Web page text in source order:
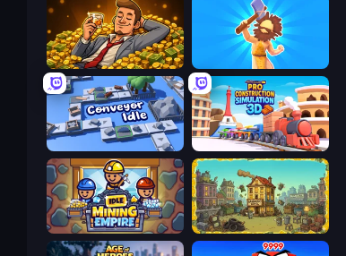
Idle Billionaire Tycoon Hyper Evolution
Conveyor Idle Pro Construction: Simulation 3D
Idle Mining Empire The Garbaggio Hotel